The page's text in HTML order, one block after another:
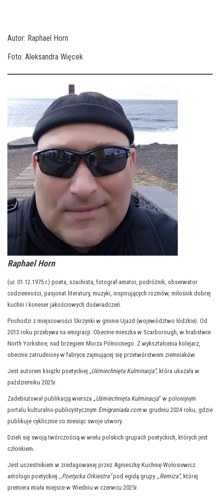
Autor: Raphael Horn
Foto: Aleksandra Więcek
Raphael Horn
(ur. 01.12.1975 r.) poeta, szachista, fotograf-amator, podróżnik, obserwator
codzienności, pasjonat literatury, muzyki, inspirujących rozmów, miłośnik dobrej
kuchni i koneser jakościowych doświadczeń.
Pochodzi z miejscowości Skrzynki w gminie Ujazd (województwo łódzkie). Od
2013 roku przebywa na emigracji. Obecnie mieszka w Scarborough, w hrabstwie
North Yorkshire, nad brzegiem Morza Północnego. Z wykształcenia kolejarz,
obecnie zatrudniony w fabryce zajmującej się przetwórstwem ziemniaków.
Jest autorem książki poetyckiej „Uśmiechnięta Kulminacja”, która ukazała w
październiku 2025r.
Zadebiutował publikacją wiersza „Uśmiechnięta Kulminacja” w polonijnym
portalu kulturalno-publicystycznym Emigraniada.comw grudniu 2024 roku, gdzie
publikuje cyklicznie co miesiąc swoje utwory.
Dzieli się swoją twórczością w wielu polskich grupach poetyckich, których jest
członkiem.
Jest uczestnikiem w zredagowanej przez Agnieszkę Kuchnię-Wołosiewicz
antologii poetyckiej ,,Poetycka Orkiestra”pod egidą grupy ,,Remiza”, której
premiera miała miejsce w Wiedniu w czerwcu 2025r.